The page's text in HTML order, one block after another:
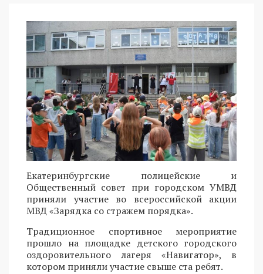
Екатеринбургские полицейские и
Общественный совет при городском УМВД
приняли участие во всероссийской акции
МВД «Зарядка со стражем порядка».
Традиционное спортивное мероприятие
прошло на площадке детского городского
оздоровительного лагеря «Навигатор», в
котором приняли участие свыше ста ребят.